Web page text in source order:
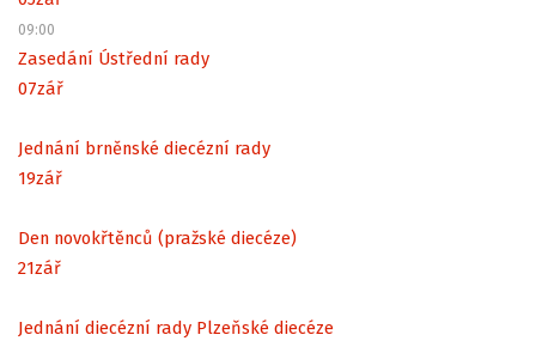
09:00
Zasedání Ústřední rady
07zář
Jednání brněnské diecézní rady
19zář
Den novokřtěnců (pražské diecéze)
21zář
Jednání diecézní rady Plzeňské diecéze